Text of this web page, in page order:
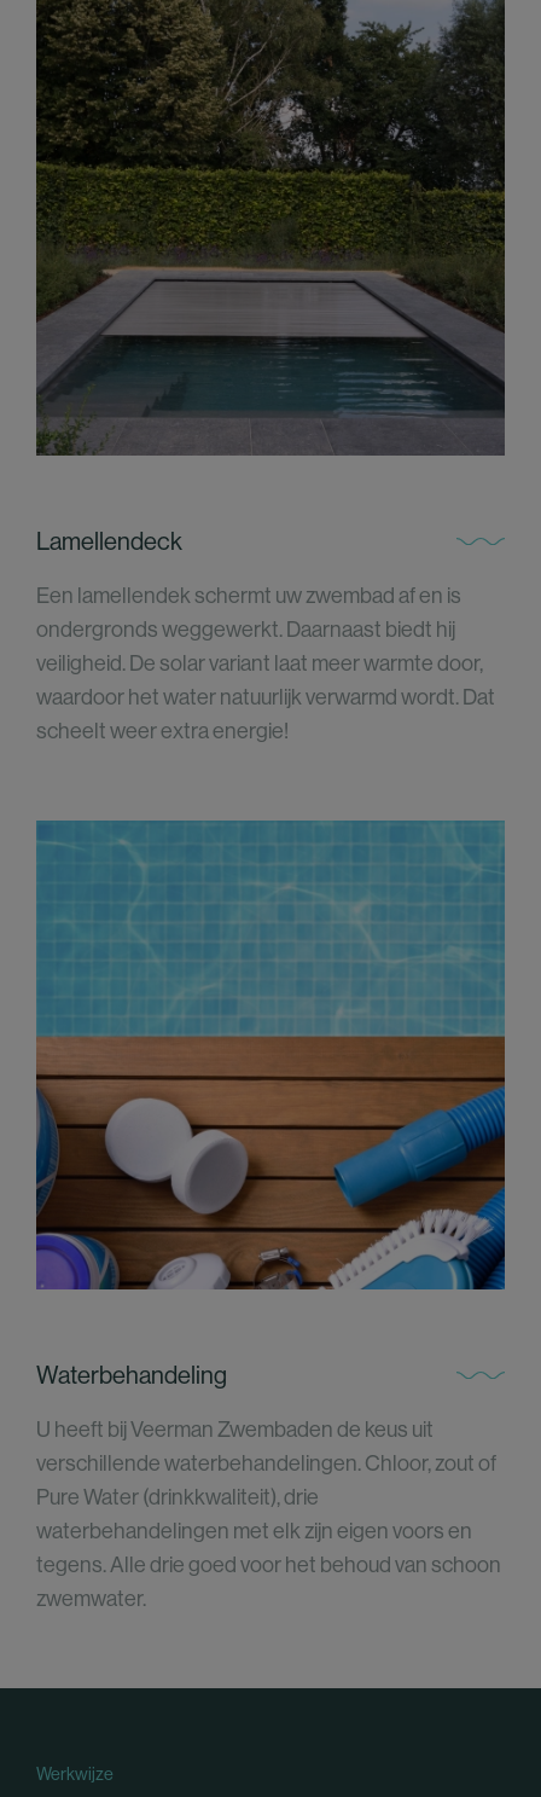
Lamellendeck
Een lamellendek schermt uw zwembad af en is
ondergronds weggewerkt. Daarnaast biedt hij
veiligheid. De solar variant laat meer warmte door,
waardoor het water natuurlijk verwarmd wordt. Dat
scheelt weer extra energie!
Waterbehandeling
U heeft bij Veerman Zwembaden de keus uit
verschillende waterbehandelingen. Chloor, zout of
Pure Water (drinkkwaliteit), drie
waterbehandelingen met elk zijn eigen voors en
tegens. Alle drie goed voor het behoud van schoon
zwemwater.
Werkwijze